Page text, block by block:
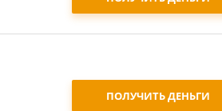
ПОЛУЧИТЬ ДЕНЬГИ